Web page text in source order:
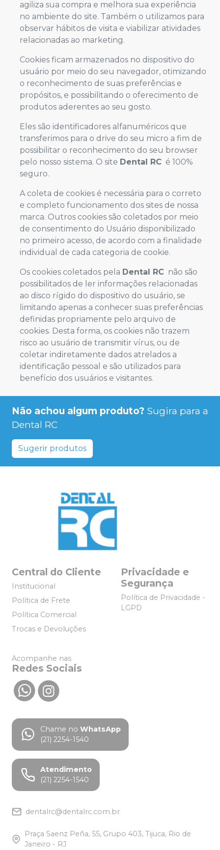
agiliza sua compra e melhora sua experiência
no ambiente do site. Também o utilizamos para
observar hábitos de visita e viabilizar atividades
relacionadas ao marketing.
Cookies ficam armazenados no dispositivo do
usuário por meio do seu navegador, otimizando
o reconhecimento de suas preferências e
propósitos, e possibilitando o oferecimento de
produtos aderentes ao seu gosto.
Eles são identificadores alfanuméricos que
transferimos para o drive do seu micro a fim de
possibilitar o reconhecimento do seu browser
pelo nosso sistema. O site Dental RC é 100%
seguro.
A coleta de cookies é necessária para o correto
e completo funcionamento dos sites de nossa
marca. Outros cookies são coletados por meio
de consentimento do Usuário disponibilizado
no primeiro acesso, de acordo com a finalidade
individual de cada categoria de cookie.
Os cookies coletados pela Dental RC não são
possibilitados de ler informações relacionadas
ao disco rígido do dispositivo do usuário, se
limitando apenas a conhecer suas preferências
definidas propriamente pelo arquivo de
cookies. Desta forma, os cookies não trazem
risco ao usuário de transmitir vírus, ou de
coletar indiretamente dados atrelados a
identificação pessoal e são utilizados para
benefício dos usuários e visitantes.
Não achou algum produto? Sugira para a
Dental RC
Sugerir produtos
Central do Cliente
Institucional
Política de Frete
Política Comercial
Trocas e Devoluções
Privacidade e
Segurança
Política de Privacidade -
LGPD
Acompanhe nas
Redes Sociais
Chame no WhatsApp
(21) 2254-1540
Atendimento
(21) 2254-1540
dentalrc@dentalrc.com.br
Praça Saenz Peña, 55, Grupo 403, Tijuca, Rio de
Janeiro - RJ